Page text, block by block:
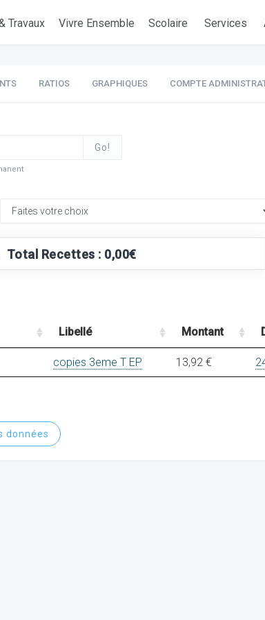
Travaux Vivre Ensemble Scolaire Services
RATIOS GRAPHIQUES COMPTE
Go!
Recettes : 0,00€
Libellé Montant
copies 3eme T EP 13,92 €
données